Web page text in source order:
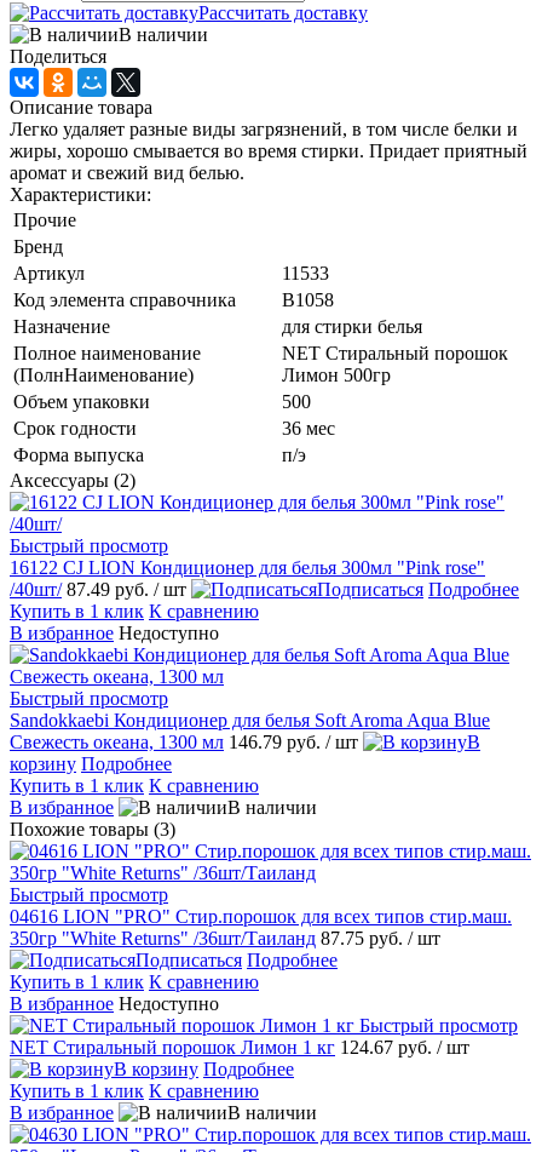
Рассчитать доставку
В наличии
Поделиться
Описание товара
Легко удаляет разные виды загрязнений, в том числе белки и
жиры, хорошо смывается во время стирки. Придает приятный
аромат и свежий вид белью.
Характеристики:
Прочие
Бренд
Артикул
11533
Код элемента справочника
В1058
Назначение
для стирки белья
Полное наименование
(ПолнНаименование)
NET Стиральный порошок
Лимон 500гр
Объем упаковки
500
Срок годности
36 мес
Форма выпуска
п/э
Аксессуары (2)
Быстрый просмотр
16122 CJ LION Кондиционер для белья 300мл "Pink rose"
/40шт/ 87.49 руб. / шт Подписаться Подробнее
Купить в 1 клик К сравнению
В избранное Недоступно
Быстрый просмотр
Sandokkaebi Кондиционер для белья Soft Aroma Aqua Blue
Свежесть океана, 1300 мл 146.79 руб. / шт
В
корзину Подробнее
Купить в 1 клик К сравнению
В избранное
В наличии
Похожие товары (3)
Быстрый просмотр
04616 LION "PRO" Стир.порошок для всех типов стир.маш.
350гр "White Returns" /36шт/Таиланд 87.75 руб. / шт
Подписаться Подробнее
Купить в 1 клик К сравнению
В избранное Недоступно
Быстрый просмотр
NET Стиральный порошок Лимон 1 кг 124.67 руб. / шт
В корзину Подробнее
Купить в 1 клик К сравнению
В избранное
В наличии